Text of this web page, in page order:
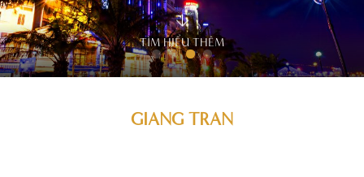
TÌM HIỂU THÊM
GIANG TRAN